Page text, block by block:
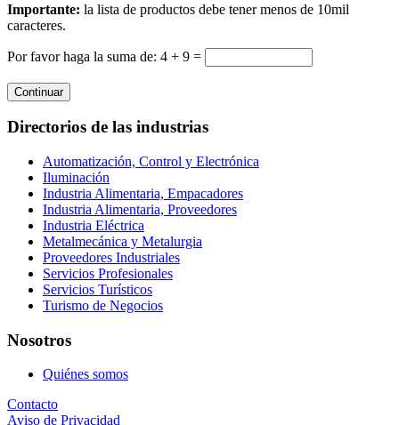
Importante: la lista de productos debe tener menos de 10mil
caracteres.
Por favor haga la suma de: 4 + 9 =
Continuar
Directorios de las industrias
Automatización, Control y Electrónica
Iluminación
Industria Alimentaria, Empacadores
Industria Alimentaria, Proveedores
Industria Eléctrica
Metalmecánica y Metalurgia
Proveedores Industriales
Servicios Profesionales
Servicios Turísticos
Turismo de Negocios
Nosotros
Quiénes somos
Contacto
Aviso de Privacidad